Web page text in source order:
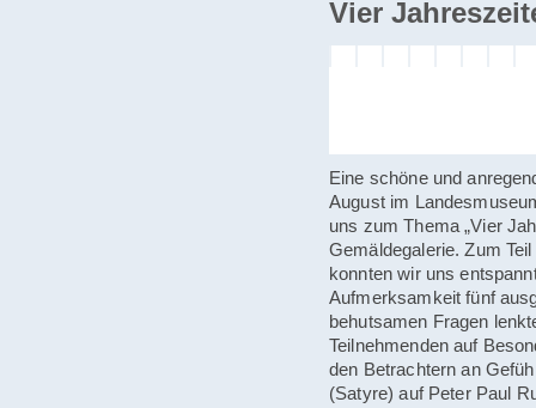
Vier
Eine schöne und
August im
uns zum Thema „Vier
Gemäldegalerie. Zum
konnten wir uns
Aufmerksamkeit fünf
behutsamen Fragen
Teilnehmenden auf
den Betrachtern an
(Satyre) auf Peter Paul